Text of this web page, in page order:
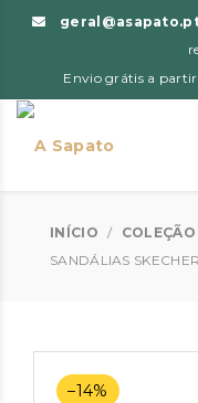
Envio grátis a partir
INÍCIO / COLEÇÃO
SANDÁLIAS
–14%